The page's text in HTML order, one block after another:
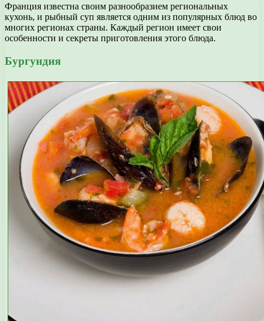
Франция известна своим разнообразием региональных
кухонь, и рыбный суп является одним из популярных блюд во
многих регионах страны. Каждый регион имеет свои
особенности и секреты приготовления этого блюда.
Бургундия